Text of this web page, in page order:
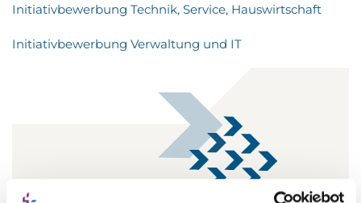
Initiativbewerbung Technik, Service, Hauswirtschaft
Initiativbewerbung Verwaltung und IT